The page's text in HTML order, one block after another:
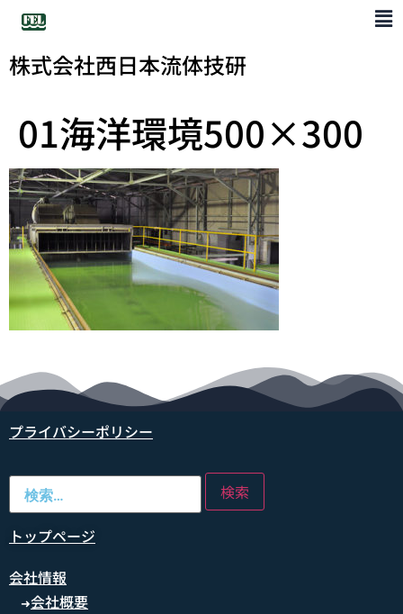
株式会社西日本流体技研
01海洋環境500×300
プライバシーポリシー
トップページ
会社情報
➜会社概要